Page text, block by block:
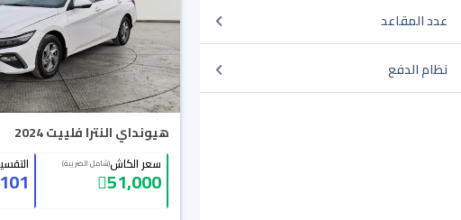
عدد المقاعد
نظام الدفع
هيونداي النترا فلييت 2024
سعر الكاش(شامل الضريبة)
51,000